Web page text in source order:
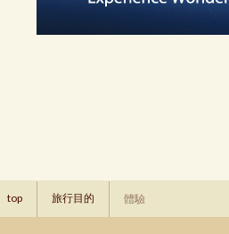
top 旅行目的 體驗